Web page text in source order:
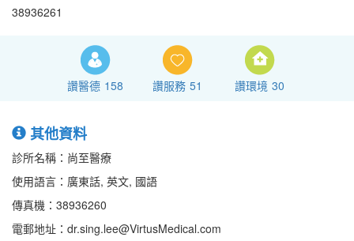
38936261
讚醫德 158 讚服務 51 讚環境 30
其他資料
診所名稱：尚至醫療
使用語言：廣東話, 英文, 國語
傳真機：38936260
電郵地址：dr.sing.lee@VirtusMedical.com